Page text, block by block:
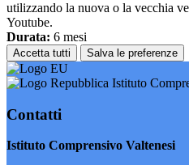
utilizzando la nuova o la vecchia
Youtube.
Durata: 6 mesi
Accetta tutti Salva le preferenze
Istituto
Contatti
Istituto Comprensivo Valtenesi